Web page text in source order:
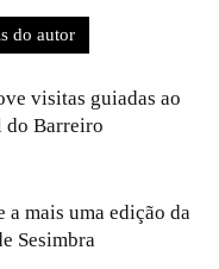
do autor
visitas guiadas ao
do Barreiro
a mais uma edição da
Sesimbra